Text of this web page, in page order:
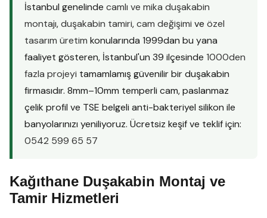
İstanbul genelinde camlı ve mika duşakabin
montajı,duşakabin tamiri,cam değişimi ve özel
tasarım üretim konularında 1999dan bu yana
faaliyet gösteren, İstanbul'un 39 ilçesinde 1000den
fazla projeyi tamamlamış güvenilir bir duşakabin
firmasıdır. 8mm–10mm temperli cam, paslanmaz
çelik profil ve TSE belgeli anti-bakteriyel silikon ile
banyolarınızı yeniliyoruz. Ücretsiz keşif ve teklif için:
0542 599 65 57
Kağıthane Duşakabin Montaj ve
Tamir Hizmetleri